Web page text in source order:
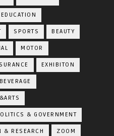
EDUCATION
SPORTS BEAUTY
MOTOR
EXHIBITON
& GOVERNMENT
& RESEARCH ZOOM